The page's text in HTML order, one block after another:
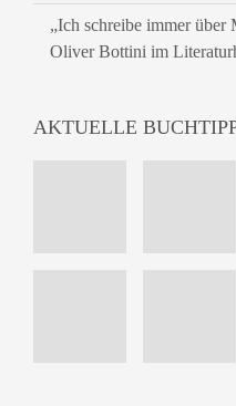
„Ich schreibe immer über
Oliver Bottini im
AKTUELLE